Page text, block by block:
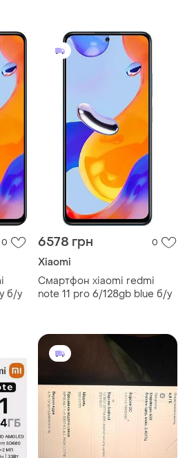
0
б/у
6578 грн 0
Xiaomi
Смартфон xiaomi redmi
note 11 pro 6/128gb blue б/у